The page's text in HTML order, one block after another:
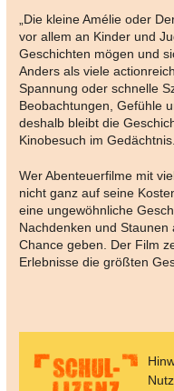
„Die kleine Amélie oder
vor allem an Kinder und
Geschichten mögen und
Anders als viele
Spannung oder schnelle
Beobachtungen, Gefühle
deshalb bleibt die
Kinobesuch im Gedächtnis.
Wer Abenteuerfilme mit
nicht ganz auf seine
eine ungewöhnliche
Nachdenken und
Chance geben. Der Film
Erlebnisse die größten